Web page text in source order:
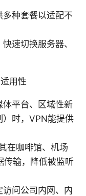
种套餐以适配不
速切换服务器、
用性
平台、区域性新
）时，VPN能提供
在咖啡馆、机场
传输，降低被监听
问公司内网、内